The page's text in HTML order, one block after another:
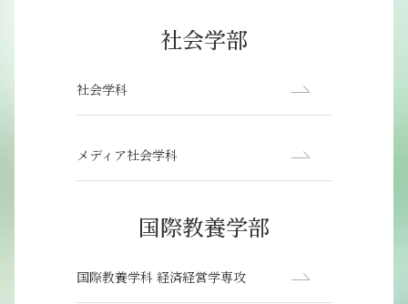
社会学部
社会学科
メディア社会学科
国際教養学部
国際教養学科 経済経営学専攻